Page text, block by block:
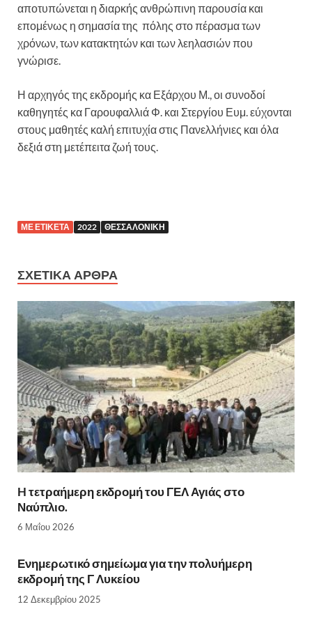
αποτυπώνεται η διαρκής ανθρώπινη παρουσία και
επομένως η σημασία της πόλης στο πέρασμα των
χρόνων, των κατακτητών και των λεηλασιών που
γνώρισε.
Η αρχηγός της εκδρομής κα Εξάρχου Μ., οι συνοδοί
καθηγητές κα Γαρουφαλλιά Φ. και Στεργίου Ευμ. εύχονται
στους μαθητές καλή επιτυχία στις Πανελλήνιες και όλα
δεξιά στη μετέπειτα ζωή τους.
ΜΕ ΕΤΙΚΈΤΑ 2022 ΘΕΣΣΑΛΟΝΊΚΗ
ΣΧΕΤΙΚΆ ΆΡΘΡΑ
H τετραήμερη εκδρομή του ΓΕΛ Αγιάς στο
Ναύπλιο.
6 Μαΐου 2026
Ενημερωτικό σημείωμα για την πολυήμερη
εκδρομή της Γ Λυκείου
12 Δεκεμβρίου 2025